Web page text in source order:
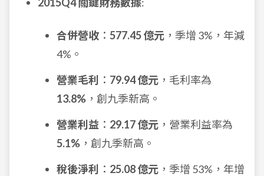
合併營收 ： 577.45 億元 ，季增 3%，年減
4%。
營業毛利
： 79.94 億元 ，毛利率為
13.8% ，創九季新高。
營業利益 ： 29.17 億元 ，營業利益率為
5.1% ，創九季新高。
稅後淨利
： 25.08 億元 ，季增 53%，年增